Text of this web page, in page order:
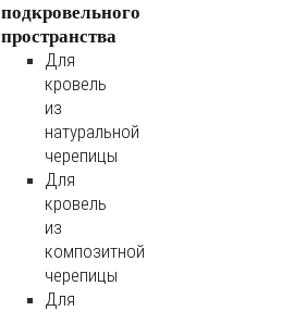
подкровельного
пространства
Для
кровель
из
натуральной
черепицы
Для
кровель
из
композитной
черепицы
Для